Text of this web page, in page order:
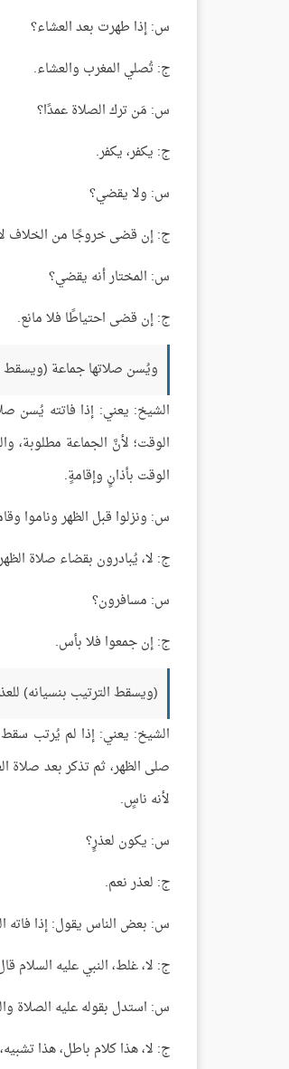
س: إذا طهرت بعد العشاء؟
ج: تُصلي المغرب والعشاء.
س: مَن ترك الصلاة عمدًا؟
ج: يكفر، يكفر.
س: ولا يقضي؟
ج: إن قضى خروجًا من الخلاف
س: المختار أنه يقضي؟
ج: إن قضى احتياطًا فلا مانع.
ويُسن صلاتها جماعة (ويسقط
الشيخ: يعني: إذا فاتته يُسن
الوقت؛ لأنَّ الجماعة
الوقت بأذانٍ وإقامةٍ.
س: ونزلوا قبل الظهر وناموا
ج: لا، يُبادرون بقضاء صلاة
س: مسافرون؟
ج: إن جمعوا فلا بأس.
(ويسقط الترتيب بنسيانه)
الشيخ: يعني: إذا لم يُرتب سقط
صلى الظهر، ثم تذكر بعد صلاة
لأنه ناسٍ.
س: يكون لعذرٍ؟
ج: لعذر نعم.
س: بعض الناس يقول: إذا فاته
ج: لا، غلط، النبي عليه السلام
س: استدل بقوله عليه الصلاة
ج: لا، هذا كلام باطل، هذا